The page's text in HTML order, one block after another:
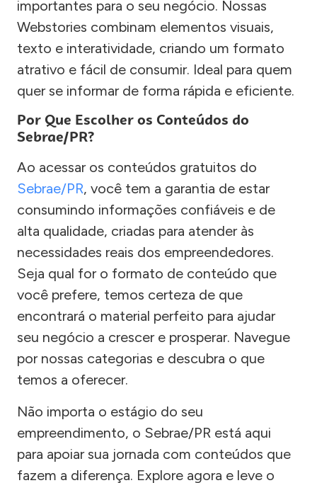
importantes para o seu negócio. Nossas
Webstories combinam elementos visuais,
texto e interatividade, criando um formato
atrativo e fácil de consumir. Ideal para quem
quer se informar de forma rápida e eficiente.
Por Que Escolher os Conteúdos do
Sebrae/PR?
Ao acessar os conteúdos gratuitos do
Sebrae/PR, você tem a garantia de estar
consumindo informações confiáveis e de
alta qualidade, criadas para atender às
necessidades reais dos empreendedores.
Seja qual for o formato de conteúdo que
você prefere, temos certeza de que
encontrará o material perfeito para ajudar
seu negócio a crescer e prosperar. Navegue
por nossas categorias e descubra o que
temos a oferecer.
Não importa o estágio do seu
empreendimento, o Sebrae/PR está aqui
para apoiar sua jornada com conteúdos que
fazem a diferença. Explore agora e leve o